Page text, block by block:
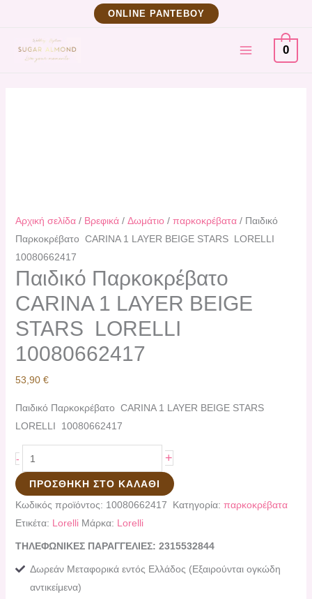
περιεχόμενο
ΟNLINE ΡΑΝΤΕΒΟΥ
MAIN
MENU
0
Αρχική σελίδα/ Βρεφικά/ Δωμάτιο/ παρκοκρέβατα/ Παιδικό
Παρκοκρέβατο CARINA 1 LAYER BEIGE STARS LORELLI
10080662417
Παιδικό Παρκοκρέβατο
CARINA 1 LAYER BEIGE
STARS LORELLI
10080662417
53,90 €
Παιδικό Παρκοκρέβατο CARINA 1 LAYER BEIGE STARS
LORELLI 10080662417
-
CARINA
1
+
ΠΡΟΣΘΉΚΗ ΣΤΟ ΚΑΛΆΘΙ
Κωδικός προϊόντος: 10080662417 Κατηγορία: παρκοκρέβατα
Ετικέτα: Lorelli Μάρκα: Lorelli
ΤΗΛΕΦΩΝΙΚΕΣ ΠΑΡΑΓΓΕΛΙΕΣ: 2315532844
Δωρεάν Μεταφορικά εντός Ελλάδος (Εξαιρούνται ογκώδη
αντικείμενα)